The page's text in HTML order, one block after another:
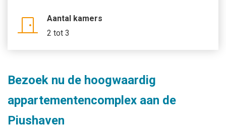
Aantal kamers
2 tot 3
Bezoek nu de hoogwaardig
appartementencomplex aan de
Piushaven